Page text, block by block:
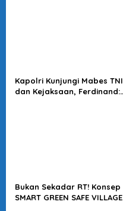
Kapolri Kunjungi Mabes TNI
dan Kejaksaan, Ferdinand:
Bukan Sekadar RT! Konsep
SMART GREEN SAFE VILLAGE